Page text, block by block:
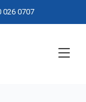
026 0707